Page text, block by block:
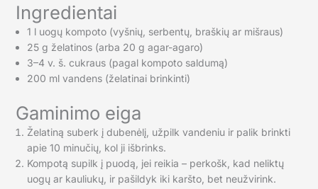
Ingredientai
1 l uogų kompoto (vyšnių, serbentų, braškių ar mišraus)
25 g želatinos (arba 20 g agar-agaro)
3–4 v. š. cukraus (pagal kompoto saldumą)
200 ml vandens (želatinai brinkinti)
Gaminimo eiga
Želatiną suberk į dubenėlį, užpilk vandeniu ir palik brinkti
apie 10 minučių, kol ji išbrinks.
Kompotą supilk į puodą, jei reikia – perkošk, kad neliktų
uogų ar kauliukų, ir pašildyk iki karšto, bet neužvirink.